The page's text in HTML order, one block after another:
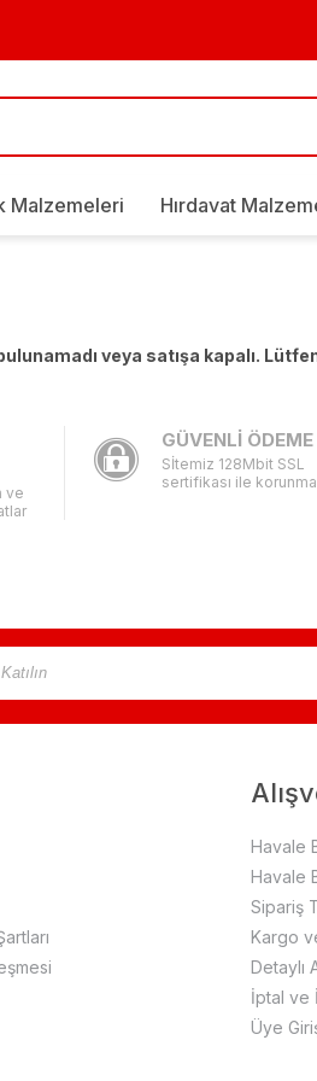
Malzemeleri Hırdavat
veya satışa kapalı.
ve
GÜVENLİ ÖDEME
Sİtemiz 128Mbit SSL
sertifikası ile
Havale
Havale
Sipariş
Kargo
Detaylı
İptal ve
Üye